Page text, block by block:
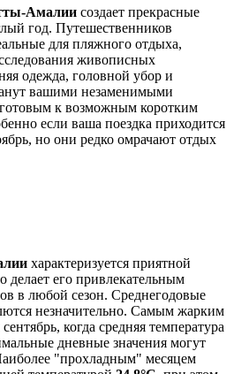
Амалии создает прекрасные
год. Путешественников
для пляжного отдыха,
живописных
одежда, головной убор и
вашими незаменимыми
к возможным коротким
если ваша поездка приходится
но они редко омрачают отдых
характеризуется приятной
делает его привлекательным
в любой сезон. Среднегодовые
незначительно. Самым жарким
когда средняя температура
дневные значения могут
"прохладным" месяцем